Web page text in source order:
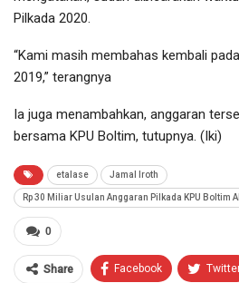
Pilkada 2020.
“Kami masih membahas kembali
2019,” terangnya
Ia juga menambahkan, anggaran
bersama KPU Boltim, tutupnya. (Iki)
etalase Jamal Iroth
Rp 30 Miliar Usulan Anggaran Pilkada KPU Boltim
0
Share Facebook